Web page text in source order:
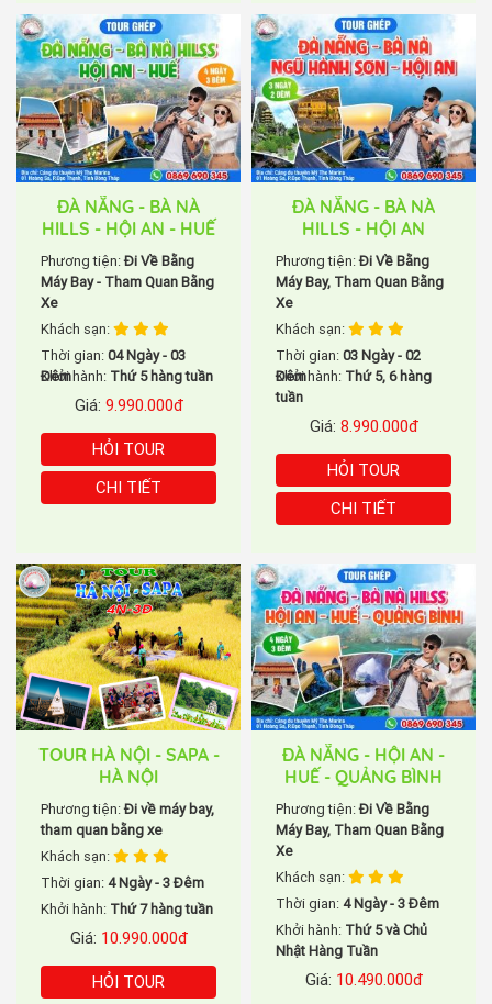
ĐÀ NẴNG - BÀ NÀ
HILLS - HỘI AN - HUẾ
Phương tiện:Đi Về Bằng
Máy Bay - Tham Quan Bằng
Xe
Khách sạn:
Thời gian: 04 Ngày - 03
Đêm
Khởi hành: Thứ 5 hàng tuần
Giá: 9.990.000đ
HỎI TOUR
CHI TIẾT
ĐÀ NẴNG - BÀ NÀ
HILLS - HỘI AN
Phương tiện:Đi Về Bằng
Máy Bay, Tham Quan Bằng
Xe
Khách sạn:
Thời gian: 03 Ngày - 02
Đêm
Khởi hành: Thứ 5, 6 hàng
tuần
Giá: 8.990.000đ
HỎI TOUR
CHI TIẾT
TOUR HÀ NỘI - SAPA -
HÀ NỘI
Phương tiện:Đi về máy bay,
tham quan bằng xe
Khách sạn:
Thời gian: 4 Ngày - 3 Đêm
Khởi hành: Thứ 7 hàng tuần
Giá: 10.990.000đ
HỎI TOUR
ĐÀ NẴNG - HỘI AN -
HUẾ - QUẢNG BÌNH
Phương tiện:Đi Về Bằng
Máy Bay, Tham Quan Bằng
Xe
Khách sạn:
Thời gian: 4 Ngày - 3 Đêm
Khởi hành: Thứ 5 và Chủ
Nhật Hàng Tuần
Giá: 10.490.000đ